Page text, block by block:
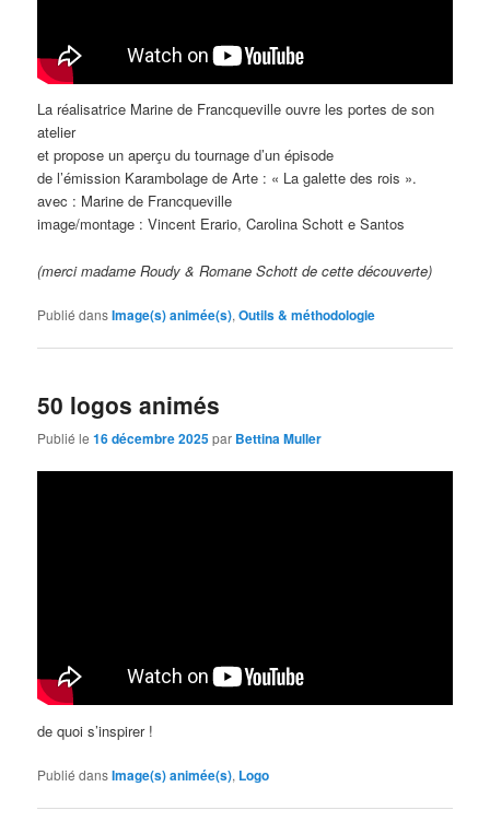
La réalisatrice Marine de Francqueville ouvre les portes de son
atelier
et propose un aperçu du tournage d’un épisode
de l’émission Karambolage de Arte : « La galette des rois ».
avec : Marine de Francqueville
image/montage : Vincent Erario, Carolina Schott e Santos
(merci madame Roudy & Romane Schott de cette découverte)
Publié dansImage(s) animée(s),Outils & méthodologie
50 logos animés
Publié le16 décembre 2025par Bettina Muller
de quoi s’inspirer !
Publié dansImage(s) animée(s), Logo